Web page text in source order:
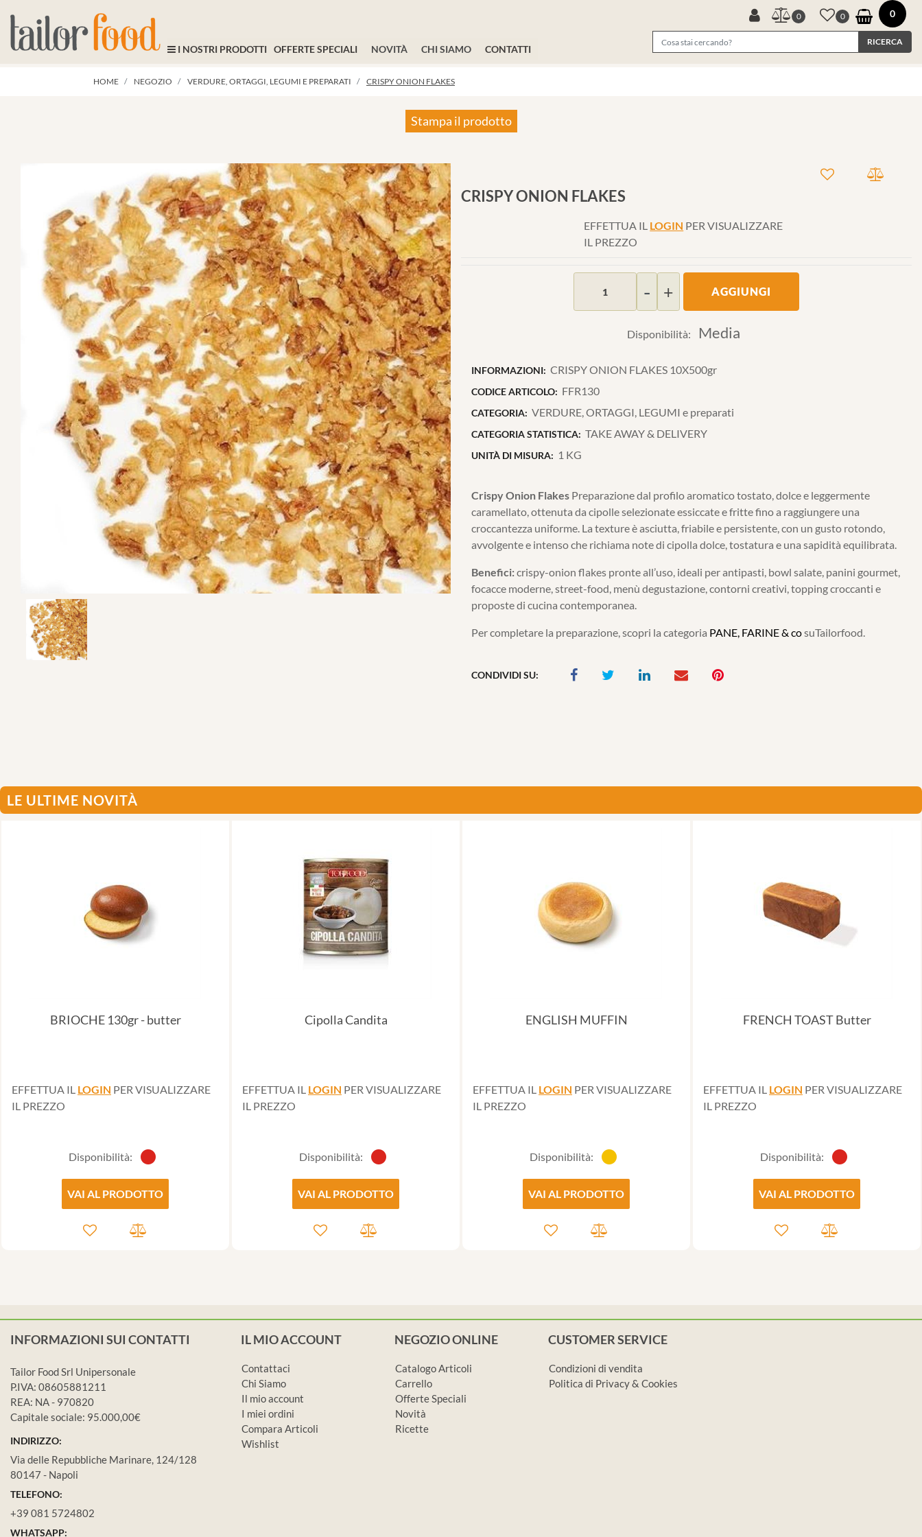
I NOSTRI PRODOTTI OFFERTE SPECIALI NOVITÀ CHI SIAMO CONTATTI
0 0 0
HOME NEGOZIO VERDURE, ORTAGGI, LEGUMI E PREPARATI CRISPY ONION FLAKES
Stampa il prodotto
CRISPY ONION FLAKES
EFFETTUA IL LOGIN PER VISUALIZZARE
IL PREZZO
AGGIUNGI
Disponibilità: Media
INFORMAZIONI: CRISPY ONION FLAKES 10X500gr
CODICE ARTICOLO: FFR130
CATEGORIA: VERDURE, ORTAGGI, LEGUMI e preparati
CATEGORIA STATISTICA: TAKE AWAY & DELIVERY
UNITÀ DI MISURA: 1 KG
Crispy Onion Flakes Preparazione dal profilo aromatico tostato, dolce e leggermente
caramellato, ottenuta da cipolle selezionate essiccate e fritte fino a raggiungere una
croccantezza uniforme. La texture è asciutta, friabile e persistente, con un gusto rotondo,
avvolgente e intenso che richiama note di cipolla dolce, tostatura e una sapidità equilibrata.
Benefici:crispy-onion flakes pronte all’uso, ideali per antipasti, bowl salate, panini gourmet,
focacce moderne, street-food, menù degustazione, contorni creativi, topping croccanti e
proposte di cucina contemporanea.
Per completare la preparazione, scopri la categoria PANE, FARINE & cosuTailorfood.
CONDIVIDI SU:
LE ULTIME NOVITÀ
BRIOCHE 130gr - butter
EFFETTUA IL LOGIN PER VISUALIZZARE
IL PREZZO
Disponibilità:
VAI AL PRODOTTO
Cipolla Candita
EFFETTUA IL LOGIN PER VISUALIZZARE
IL PREZZO
Disponibilità:
VAI AL PRODOTTO
ENGLISH MUFFIN
EFFETTUA IL LOGIN PER VISUALIZZARE
IL PREZZO
Disponibilità:
VAI AL PRODOTTO
FRENCH TOAST Butter
EFFETTUA IL LOGIN PER VISUALIZZARE
IL PREZZO
Disponibilità:
VAI AL PRODOTTO
INFORMAZIONI SUI CONTATTI
Tailor Food Srl Unipersonale
P.IVA: 08605881211
REA: NA - 970820
Capitale sociale: 95.000,00€
INDIRIZZO:
Via delle Repubbliche Marinare, 124/128
80147 - Napoli
TELEFONO:
+39 081 5724802
WHATSAPP:
IL MIO ACCOUNT
Contattaci
Chi Siamo
Il mio account
I miei ordini
Compara Articoli
Wishlist
NEGOZIO ONLINE
Catalogo Articoli
Carrello
Offerte Speciali
Novità
Ricette
CUSTOMER SERVICE
Condizioni di vendita
Politica di Privacy & Cookies